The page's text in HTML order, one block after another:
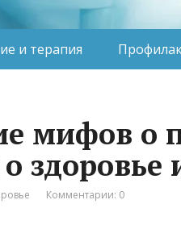
и терапия
мифов о
здоровье
Комментарии: 0